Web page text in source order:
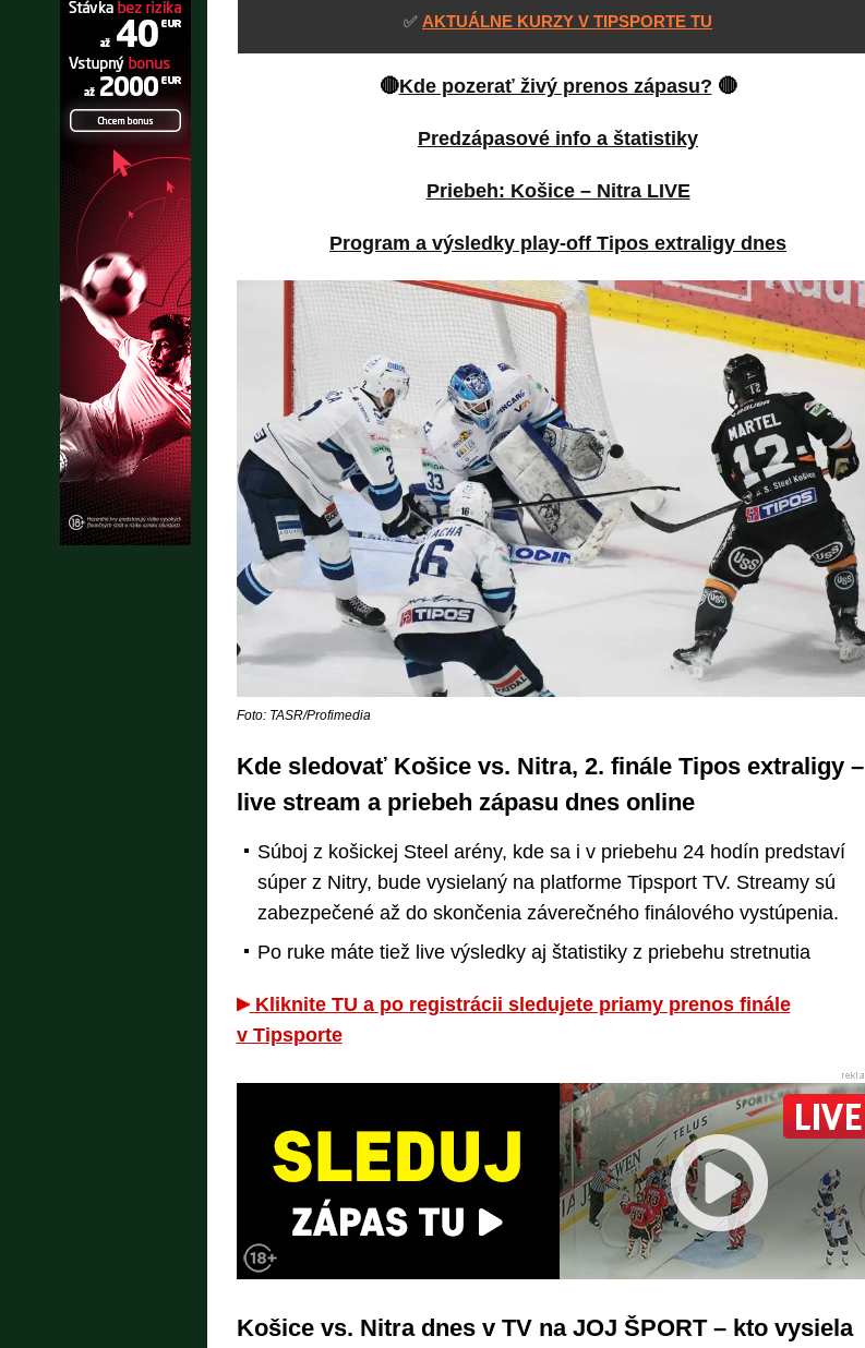
✅ AKTUÁLNE KURZY V TIPSPORTE TU
🔴Kde pozerať živý prenos zápasu? 🔴
Predzápasové info a štatistiky
Priebeh: Košice – Nitra LIVE
Program a výsledky play-off Tipos extraligy dnes
Foto: TASR/Profimedia
Kde sledovať Košice vs. Nitra, 2. finále Tipos extraligy –
live stream a priebeh zápasu dnes online
Súboj z košickej Steel arény, kde sa i v priebehu 24 hodín predstaví
súper z Nitry, bude vysielaný na platforme Tipsport TV. Streamy sú
zabezpečené až do skončenia záverečného finálového vystúpenia.
Po ruke máte tiež live výsledky aj štatistiky z priebehu stretnutia
Kliknite TU a po registrácii sledujete priamy prenos finále
v Tipsporte
Košice vs. Nitra dnes v TV na JOJ ŠPORT – kto vysiela